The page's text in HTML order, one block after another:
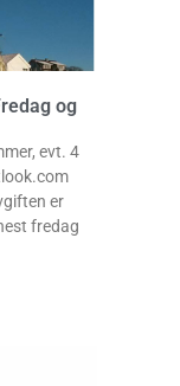
og
evt. 4
er
fredag